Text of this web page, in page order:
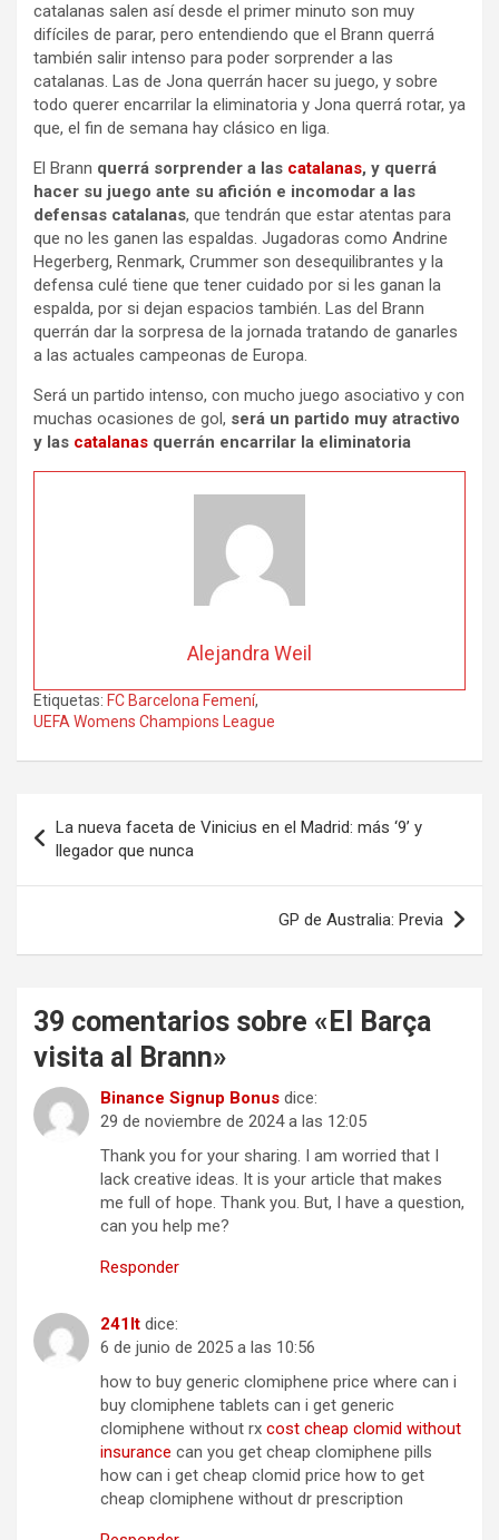
catalanas salen así desde el primer minuto son muy
difíciles de parar, pero entendiendo que el Brann querrá
también salir intenso para poder sorprender a las
catalanas. Las de Jona querrán hacer su juego, y sobre
todo querer encarrilar la eliminatoria y Jona querrá rotar, ya
que, el fin de semana hay clásico en liga.
El Brann querrá sorprender a las catalanas, y querrá
hacer su juego ante su afición e incomodar a las
defensas catalanas, que tendrán que estar atentas para
que no les ganen las espaldas. Jugadoras como Andrine
Hegerberg, Renmark, Crummer son desequilibrantes y la
defensa culé tiene que tener cuidado por si les ganan la
espalda, por si dejan espacios también. Las del Brann
querrán dar la sorpresa de la jornada tratando de ganarles
a las actuales campeonas de Europa.
Será un partido intenso, con mucho juego asociativo y con
muchas ocasiones de gol, será un partido muy atractivo
y las catalanas querrán encarrilar la eliminatoria
Alejandra Weil
Etiquetas: FC Barcelona Femení,
UEFA Womens Champions League
de
entradas
La nueva faceta de Vinicius en el Madrid: más ‘9’ y
llegador que nunca
GP de Australia: Previa
39 comentarios sobre « El Barça
visita al Brann»
Binance Signup Bonus dice:
29 de noviembre de 2024 a las 12:05
Thank you for your sharing. I am worried that I
lack creative ideas. It is your article that makes
me full of hope. Thank you. But, I have a question,
can you help me?
Responder
241lt dice:
6 de junio de 2025 a las 10:56
how to buy generic clomiphene price where can i
buy clomiphene tablets can i get generic
clomiphene without rx cost cheap clomid without
insurance can you get cheap clomiphene pills
how can i get cheap clomid price how to get
cheap clomiphene without dr prescription